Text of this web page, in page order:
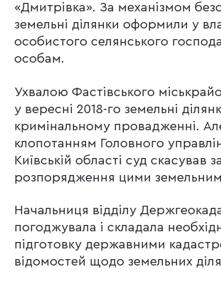
«Дмитрівка». За механізмом
земельні ділянки оформили у
особистого селянського
особам.
Ухвалою Фастівського
у вересні 2018-го земельні
кримінальному провадженні.
клопотанням Головного
Київській області суд скасував
розпорядження цими
Начальниця відділу
погоджувала і складала
підготовку державними
відомостей щодо земельних